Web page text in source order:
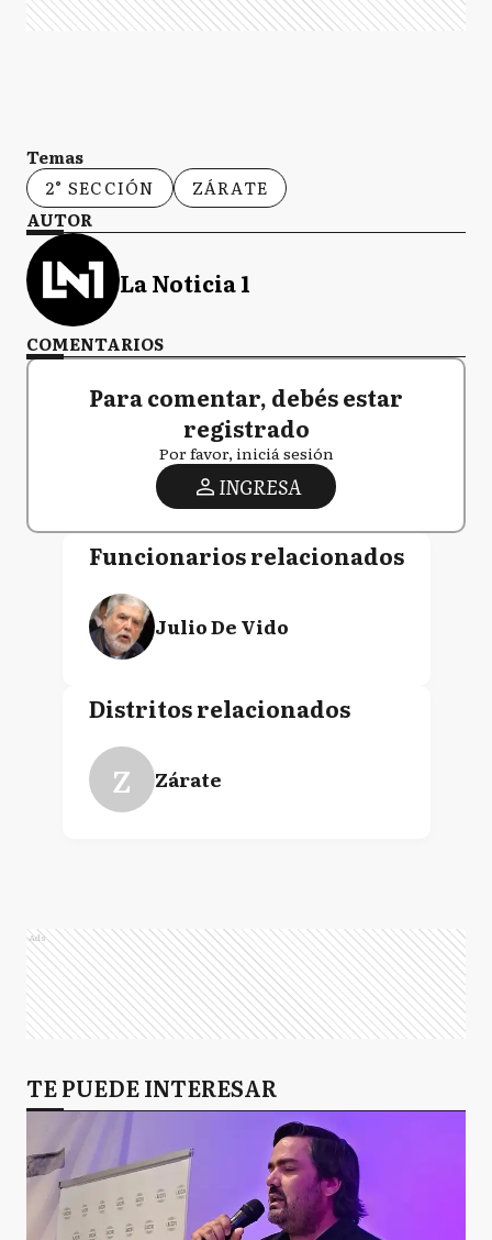
Temas
2° SECCIÓN
ZÁRATE
AUTOR
La Noticia 1
COMENTARIOS
Para comentar, debés estar
registrado
Por favor, iniciá sesión
INGRESA
Funcionarios relacionados
Julio De Vido
Distritos relacionados
Z Zárate
Ads
TE PUEDE INTERESAR